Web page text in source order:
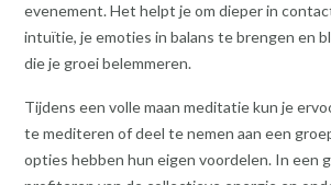
evenement. Het helpt je om dieper in
intuïtie, je emoties in balans te brengen en
die je groei belemmeren.
Tijdens een volle maan meditatie kun je
te mediteren of deel te nemen aan een
opties hebben hun eigen voordelen. In een